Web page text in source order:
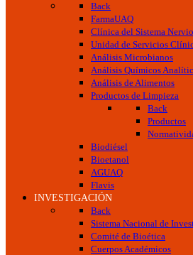
Back
FarmaUAQ
Clínica del Sistema
Unidad de Servicios
Análisis Microbianos
Análisis Químicos
Análisis de Alimentos
Productos de Limpieza
Back
Productos
Biodiésel
Bioetanol
AGUAQ
Flavis
INVESTIGACIÓN
Back
Sistema Nacional de
Comité de Bioética
Cuerpos Académicos